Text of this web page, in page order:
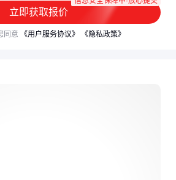
立即获取报价
同意 《用户服务协议》 《隐私政策》